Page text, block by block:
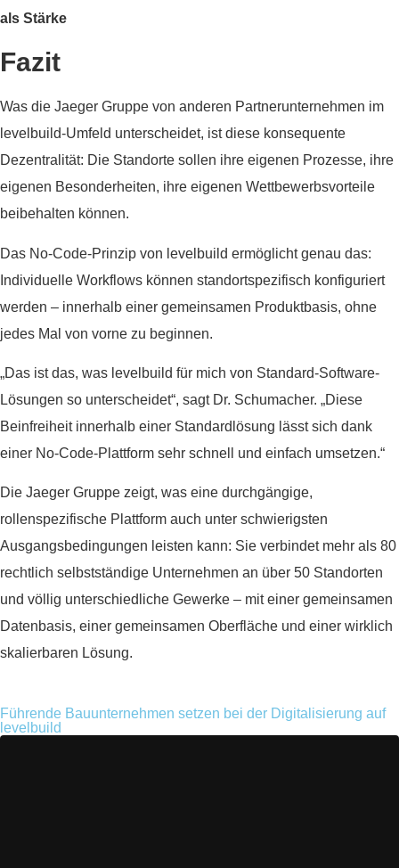
als Stärke
Fazit
Was die Jaeger Gruppe von anderen Partnerunternehmen im
levelbuild-Umfeld unterscheidet, ist diese konsequente
Dezentralität: Die Standorte sollen ihre eigenen Prozesse, ihre
eigenen Besonderheiten, ihre eigenen Wettbewerbsvorteile
beibehalten können.
Das No-Code-Prinzip von levelbuild ermöglicht genau das:
Individuelle Workflows können standortspezifisch konfiguriert
werden – innerhalb einer gemeinsamen Produktbasis, ohne
jedes Mal von vorne zu beginnen.
„Das ist das, was levelbuild für mich von Standard-Software-
Lösungen so unterscheidet“, sagt Dr. Schumacher. „Diese
Beinfreiheit innerhalb einer Standardlösung lässt sich dank
einer No-Code-Plattform sehr schnell und einfach umsetzen.“
Die Jaeger Gruppe zeigt, was eine durchgängige,
rollenspezifische Plattform auch unter schwierigsten
Ausgangsbedingungen leisten kann: Sie verbindet mehr als 80
rechtlich selbstständige Unternehmen an über 50 Standorten
und völlig unterschiedliche Gewerke – mit einer gemeinsamen
Datenbasis, einer gemeinsamen Oberfläche und einer wirklich
skalierbaren Lösung.
Führende Bauunternehmen setzen bei der Digitalisierung auf
levelbuild